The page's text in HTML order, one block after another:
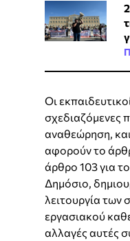
Οι
σχεδιαζόμενες
αναθεώρηση,
αφορούν το
άρθρο 103 για
Δημόσιο,
λειτουργία των
εργασιακού
αλλαγές αυτές